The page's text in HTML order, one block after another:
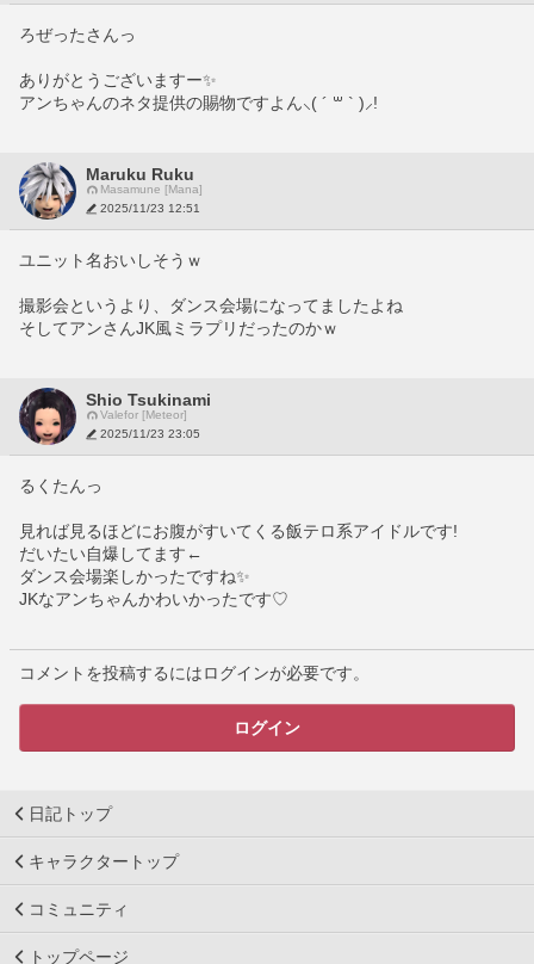
ろぜったさんっ
ありがとうございますー✨
アンちゃんのネタ提供の賜物ですよん⸜( ´ ꒳ ` )⸝!
Maruku Ruku
Masamune [Mana]
2025/11/23 12:51
ユニット名おいしそうｗ
撮影会というより、ダンス会場になってましたよね
そしてアンさんJK風ミラプリだったのかｗ
Shio Tsukinami
Valefor [Meteor]
2025/11/23 23:05
るくたんっ
見れば見るほどにお腹がすいてくる飯テロ系アイドルです!
だいたい自爆してます←
ダンス会場楽しかったですね✨
JKなアンちゃんかわいかったです♡
コメントを投稿するにはログインが必要です。
ログイン
日記トップ
キャラクタートップ
コミュニティ
トップページ